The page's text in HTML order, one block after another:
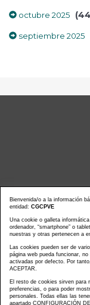
octubre 2025
septiembre 2025
Noticias actualidad
Revistas
Multimedias
Aviso Legal
Política Cookies
Bienvenida/o a la información
entidad: CGCPVE
Una cookie o galleta
ordenador, “smartphone” o
nuestras y otras pertenecen a
Las cookies pueden ser de
página web pueda funcionar,
activadas por defecto. Por
ACEPTAR.
El resto de cookies sirven para
preferencias, o para poder
personales. Todas ellas las
apartado CONFIGURACIÓN